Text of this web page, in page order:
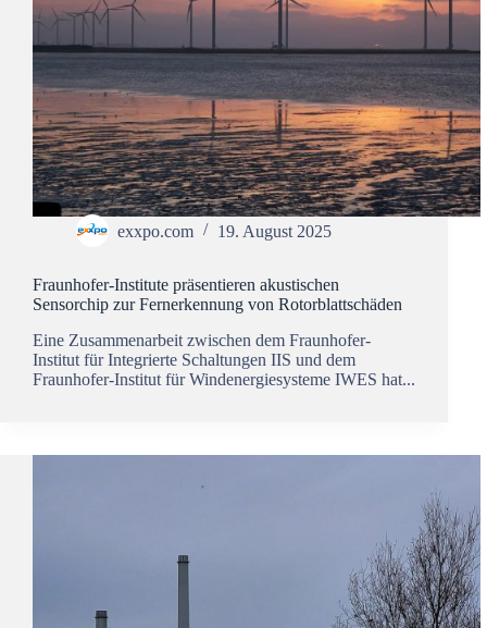
exxpo.com 19. August 2025
Fraunhofer-Institute präsentieren akustischen
Sensorchip zur Fern­erkennung von Rotorblattschäden
Eine Zusammenarbeit zwischen dem Fraunhofer-
Institut für Integrierte Schaltungen IIS und dem
Fraunhofer-Institut für Windenergiesysteme IWES hat...